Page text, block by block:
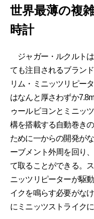
世界最薄の複
時計
ジャガー・ルクルト
ても注目されるブラン
リム・ミニッツリピー
はなんと厚さわずか
ゥールビヨンとミニッ
構を搭載する自動巻き
ために一からの開発が
ーブメント外周を回り
て取ることができる。
ニッツリピーターが駆
イクを鳴らす必要がな
にミニッツストライク